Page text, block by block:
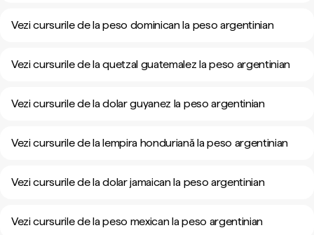
Vezi cursurile de la peso dominican la peso argentinian
Vezi cursurile de la quetzal guatemalez la peso argentinian
Vezi cursurile de la dolar guyanez la peso argentinian
Vezi cursurile de la lempira honduriană la peso argentinian
Vezi cursurile de la dolar jamaican la peso argentinian
Vezi cursurile de la peso mexican la peso argentinian